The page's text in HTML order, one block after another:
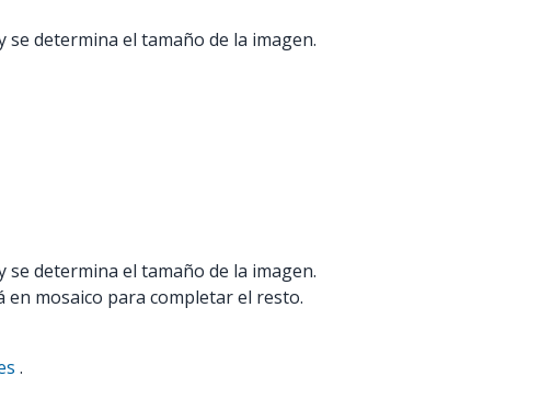
se determina el tamaño de la imagen.
se determina el tamaño de la imagen.
en mosaico para completar el resto.
.